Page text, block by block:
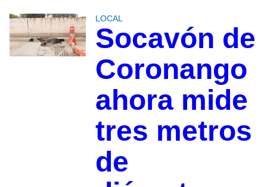
LOCAL
Socavón de
Coronango
ahora mide
tres metros
de